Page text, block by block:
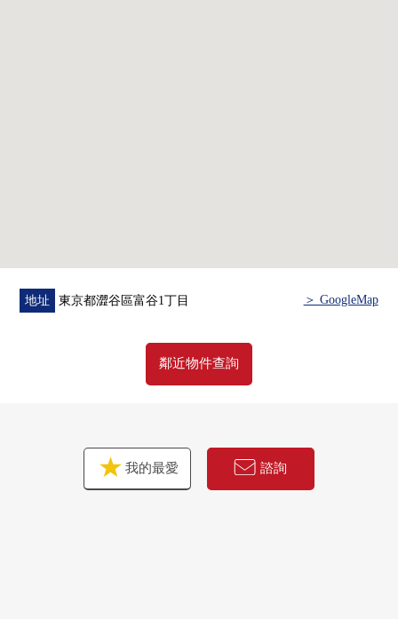
地址 東京都澀谷區富谷1丁目 ＞ GoogleMap
鄰近物件查詢
我的最愛 諮詢